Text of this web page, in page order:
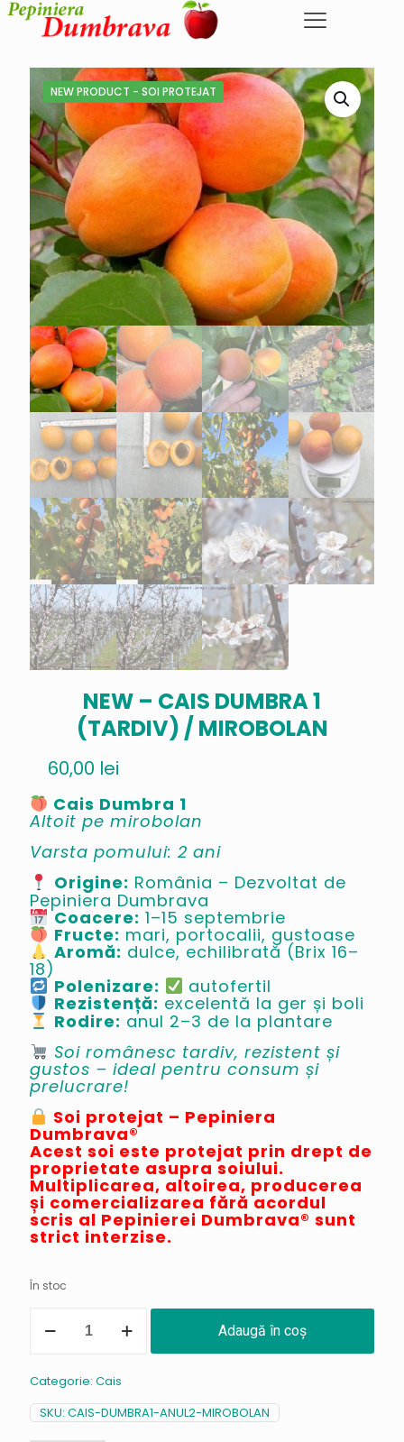
NEW PRODUCT - SOI PROTEJAT
NEW – CAIS DUMBRA 1
(TARDIV) / MIROBOLAN
60,00 lei
Cais Dumbra 1
Altoit pe mirobolan
Varsta pomului: 2 ani
Origine: România – Dezvoltat de
Pepiniera Dumbrava
Coacere: 1–15 septembrie
Fructe: mari, portocalii, gustoase
Aromă: dulce, echilibrată (Brix 16–
18)
Polenizare: autofertil
Rezistență: excelentă la ger și boli
Rodire: anul 2–3 de la plantare
Soi românesc tardiv, rezistent și
gustos – ideal pentru consum și
prelucrare!
Soi protejat – Pepiniera
Dumbrava®
Acest soi este protejat prin drept de
proprietate asupra soiului.
Multiplicarea, altoirea, producerea
și comercializarea fără acordul
scris al Pepinierei Dumbrava® sunt
strict interzise.
În stoc
NEW
Dumbra
1
(tardiv)
Adaugă în coș
Categorie: Cais
SKU: CAIS-DUMBRA1-ANUL2-MIROBOLAN